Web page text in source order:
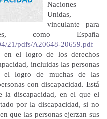
Naciones
Unidas,
vinculante para
como España
21/pdfs/A20648-20659.pdf
en el logro de los derechos
incluidas las personas
el logro de muchas de las
con discapacidad. Está
la discapacidad, en el que el
por la discapacidad, si no
que las personas ejerzan sus